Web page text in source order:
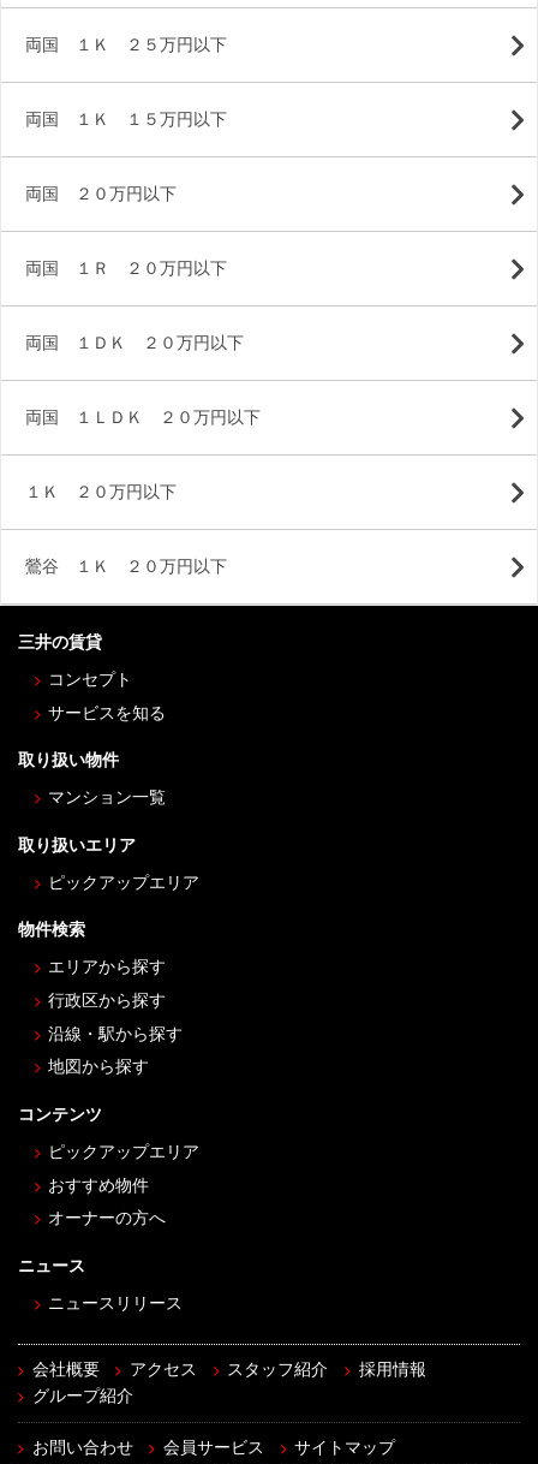
両国 １Ｋ ２５万円以下
両国 １Ｋ １５万円以下
両国 ２０万円以下
両国 １Ｒ ２０万円以下
両国 １ＤＫ ２０万円以下
両国 １ＬＤＫ ２０万円以下
１Ｋ ２０万円以下
鶯谷 １Ｋ ２０万円以下
三井の賃貸
コンセプト
サービスを知る
取り扱い物件
マンション一覧
取り扱いエリア
ピックアップエリア
物件検索
エリアから探す
行政区から探す
沿線・駅から探す
地図から探す
コンテンツ
ピックアップエリア
おすすめ物件
オーナーの方へ
ニュース
ニュースリリース
会社概要 アクセス スタッフ紹介
採用情報
グループ紹介
お問い合わせ 会員サービス
サイトマップ